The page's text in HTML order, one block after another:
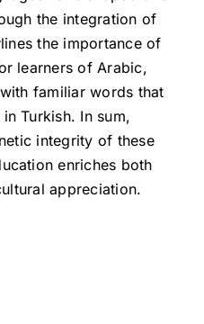
the integration of
the importance of
learners of Arabic,
familiar words that
Turkish. In sum,
integrity of these
enriches both
appreciation.